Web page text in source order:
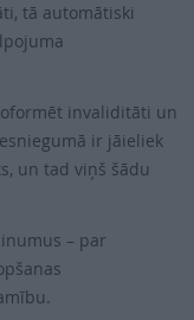
tā automātiski
invaliditāti un
ir jāieliek
un tad viņš šādu
– par